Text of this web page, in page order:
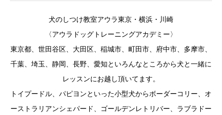
犬のしつけ教室アウラ東京・横浜・川崎
〈アウラドッグトレーニングアカデミー〉
東京都、世田谷区、大田区、稲城市、町田市、府中市、多摩市、
千葉、埼玉、静岡、長野、愛知といろんなところから犬と一緒に
レッスンにお越し頂いてます。
トイプードル、パピヨンといった小型犬からボーダーコリー、オ
ーストラリアンシェパード、ゴールデンレトリバー、ラブラドー